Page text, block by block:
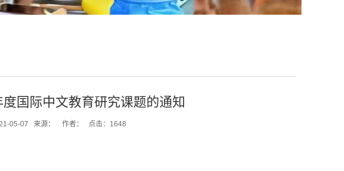
国际中文教育研究课题的通知
05-07 来源： 作者： 点击： 1648